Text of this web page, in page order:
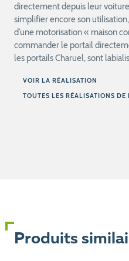
directement depuis leur
simplifier encore son
d’une motorisation « maison
commander le portail
les portails Charuel, sont
VOIR LA RÉALISATION
TOUTES LES RÉALISATIONS DE
Produits